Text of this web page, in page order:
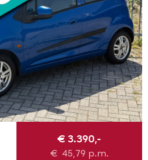
€ 3.390,-
€ 45,79 p.m.